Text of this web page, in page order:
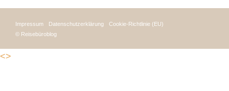
Impressum Datenschutzerklärung
Cookie-Richtlinie (EU)
© Reisebüroblog
<>